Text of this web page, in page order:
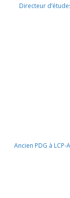
Directeur
Ancien PDG à